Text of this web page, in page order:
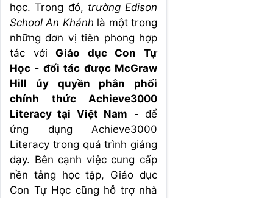
học. Trong đó, trường Edison
School An Khánh là một trong
những đơn vị tiên phong hợp
tác vớiGiáo dục Con Tự
Học - đối tác được McGraw
Hill ủy quyền phân phối
chính thức Achieve3000
Literacy tại Việt Nam - để
ứng dụng Achieve3000
Literacy trong quá trình giảng
dạy. Bên cạnh việc cung cấp
nền tảng học tập, Giáo dục
Con Tự Học cũng hỗ trợ nhà